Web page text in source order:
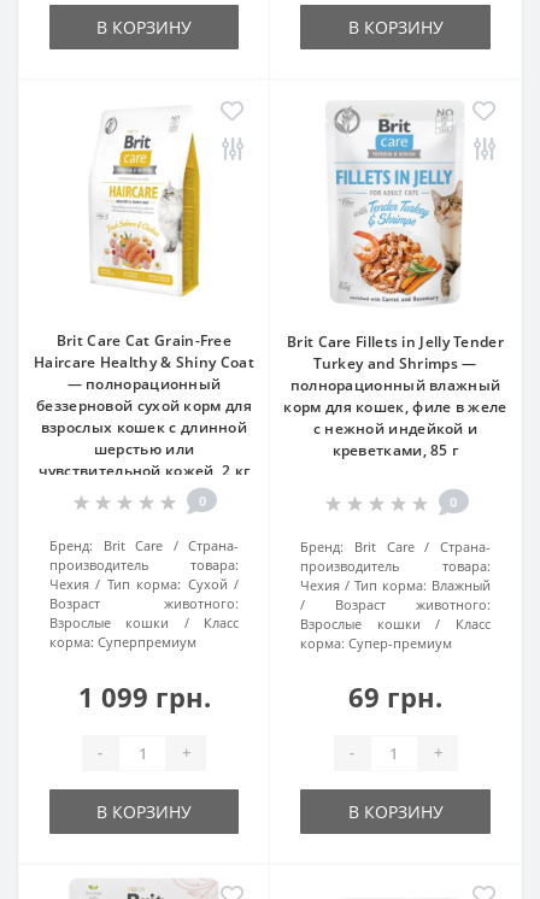
В КОРЗИНУ В КОРЗИНУ
Brit Care Cat Grain-Free
Haircare Healthy & Shiny Coat
— полнорационный
беззерновой сухой корм для
взрослых кошек с длинной
шерстью или
чувствительной кожей, 2 кг
0
Бренд: Brit Care
Страна-
производитель товара:
Чехия
Тип корма: Сухой
Возраст животного:
Взрослые кошки
Класс
корма: Суперпремиум
1 099 грн.
- +
В КОРЗИНУ
Brit Care Fillets in Jelly Tender
Turkey and Shrimps —
полнорационный влажный
корм для кошек, филе в желе
с нежной индейкой и
креветками, 85 г
0
Бренд: Brit Care
Страна-
производитель товара:
Чехия
Тип корма: Влажный
Возраст животного:
Взрослые кошки
Класс
корма: Супер-премиум
69 грн.
- +
В КОРЗИНУ